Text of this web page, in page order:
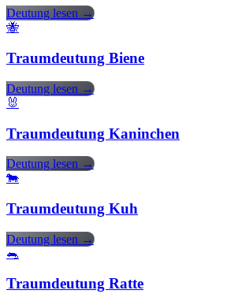
Deutung lesen →
🐝
Traumdeutung Biene
Deutung lesen →
🐰
Traumdeutung Kaninchen
Deutung lesen →
🐄
Traumdeutung Kuh
Deutung lesen →
🐀
Traumdeutung Ratte